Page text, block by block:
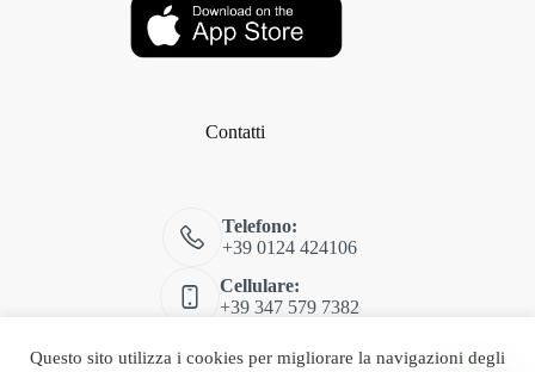
Contatti
Telefono:
+39 0124 424106
Cellulare:
+39 347 579 7382
shop@classitalia.it
Questo sito utilizza i cookies per migliorare la navigazioni degli